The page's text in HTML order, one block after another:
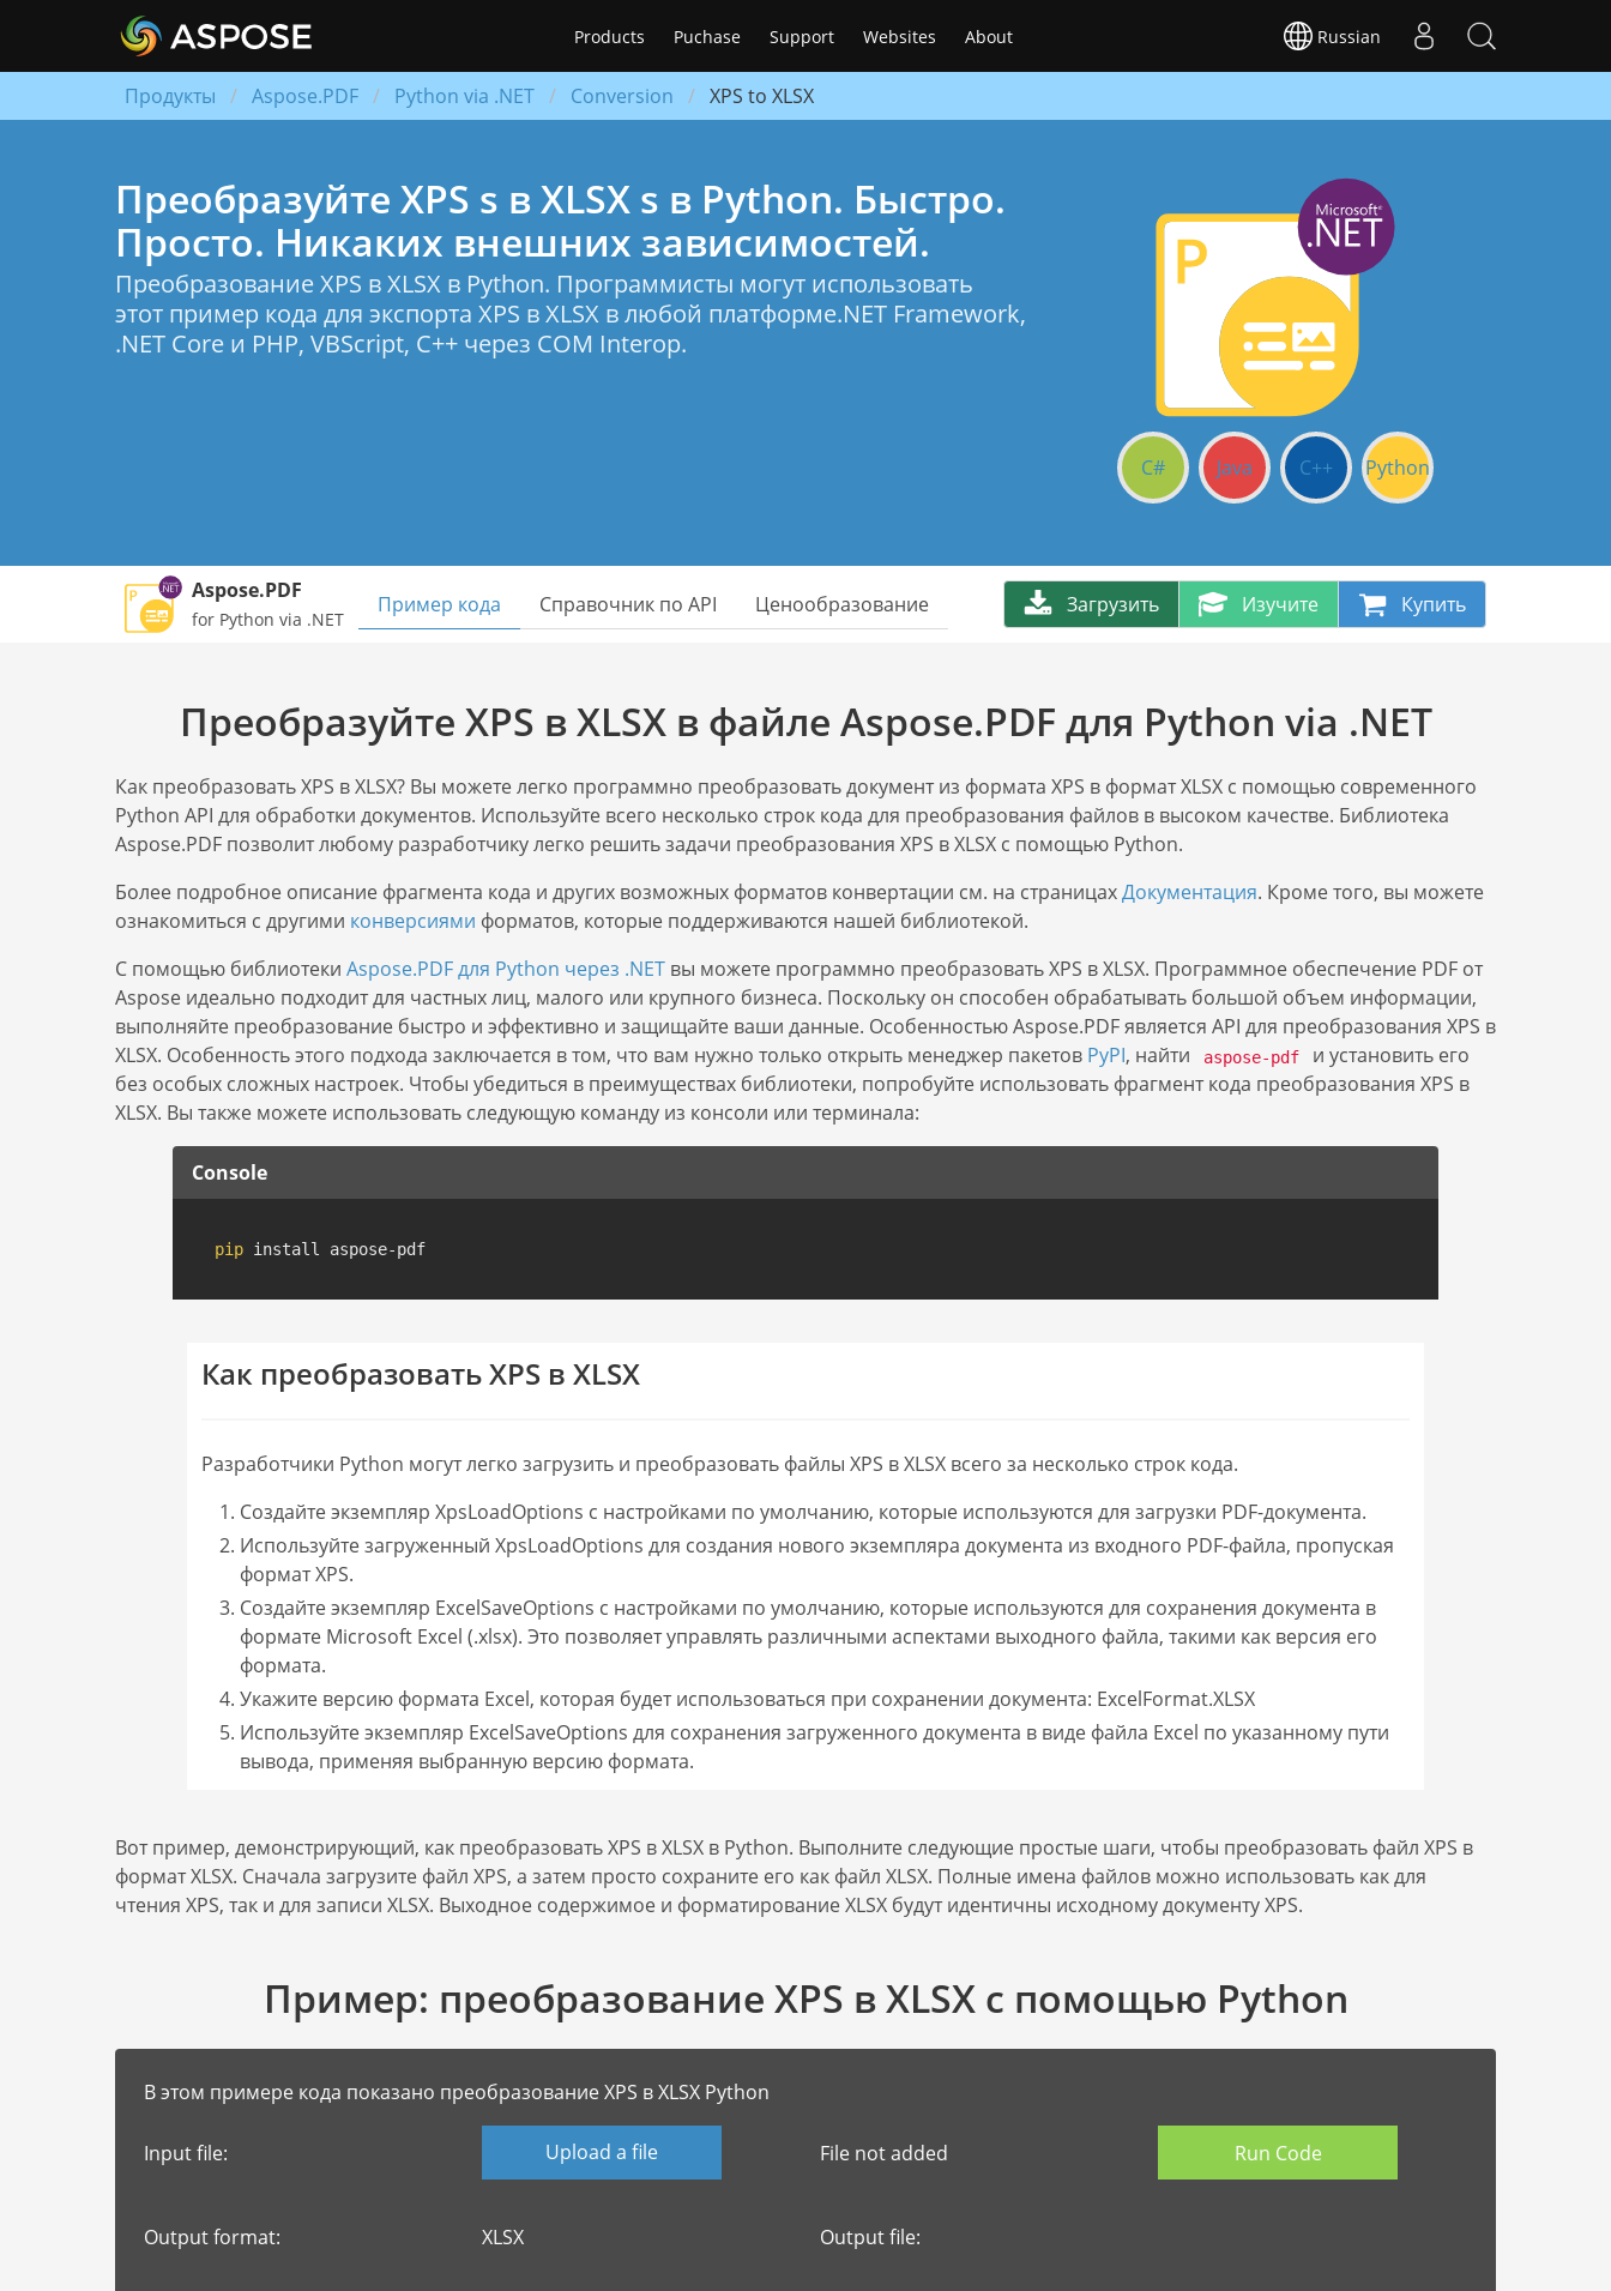
Products Puchase Support Websites About Russian
Продукты Aspose.PDF Python via .NET Conversion XPS to XLSX
Преобразуйте XPS s в XLSX s в Python. Быстро.
Просто. Никаких внешних зависимостей.
Преобразование XPS в XLSX в Python. Программисты могут использовать
этот пример кода для экспорта XPS в XLSX в любой платформе.NET Framework,
.NET Core и PHP, VBScript, C++ через COM Interop.
C# Java C++ Python
Aspose.PDF
for Python via .NET
Пример кода Справочник по API Ценообразование Загрузить Изучите Купить
Преобразуйте XPS в XLSX в файле Aspose.PDF для Python via .NET
Как преобразовать XPS в XLSX? Вы можете легко программно преобразовать документ из формата XPS в формат XLSX с помощью современного
Python API для обработки документов. Используйте всего несколько строк кода для преобразования файлов в высоком качестве. Библиотека
Aspose.PDF позволит любому разработчику легко решить задачи преобразования XPS в XLSX с помощью Python.
Более подробное описание фрагмента кода и других возможных форматов конвертации см. на страницахДокументация. Кроме того, вы можете
ознакомиться с другими конверсиями форматов, которые поддерживаются нашей библиотекой.
С помощью библиотеки Aspose.PDF для Python через .NET вы можете программно преобразовать XPS в XLSX. Программное обеспечение PDF от
Aspose идеально подходит для частных лиц, малого или крупного бизнеса. Поскольку он способен обрабатывать большой объем информации,
выполняйте преобразование быстро и эффективно и защищайте ваши данные. Особенностью Aspose.PDF является API для преобразования XPS в
XLSX. Особенность этого подхода заключается в том, что вам нужно только открыть менеджер пакетов PyPI, найти aspose-pdf
и установить его
без особых сложных настроек. Чтобы убедиться в преимуществах библиотеки, попробуйте использовать фрагмент кода преобразования XPS в
XLSX. Вы также можете использовать следующую команду из консоли или терминала:
Console
pip install aspose-pdf
Как преобразовать XPS в XLSX
Разработчики Python могут легко загрузить и преобразовать файлы XPS в XLSX всего за несколько строк кода.
Создайте экземпляр XpsLoadOptions с настройками по умолчанию, которые используются для загрузки PDF-документа.
Используйте загруженный XpsLoadOptions для создания нового экземпляра документа из входного PDF-файла, пропуская
формат XPS.
Создайте экземпляр ExcelSaveOptions с настройками по умолчанию, которые используются для сохранения документа в
формате Microsoft Excel (.xlsx). Это позволяет управлять различными аспектами выходного файла, такими как версия его
формата.
Укажите версию формата Excel, которая будет использоваться при сохранении документа: ExcelFormat.XLSX
Используйте экземпляр ExcelSaveOptions для сохранения загруженного документа в виде файла Excel по указанному пути
вывода, применяя выбранную версию формата.
Вот пример, демонстрирующий, как преобразовать XPS в XLSX в Python. Выполните следующие простые шаги, чтобы преобразовать файл XPS в
формат XLSX. Сначала загрузите файл XPS, а затем просто сохраните его как файл XLSX. Полные имена файлов можно использовать как для
чтения XPS, так и для записи XLSX. Выходное содержимое и форматирование XLSX будут идентичны исходному документу XPS.
Пример: преобразование XPS в XLSX с помощью Python
В этом примере кода показано преобразование XPS в XLSX Python
Input file: Upload a file File not added
Output format: XLSX Output file: